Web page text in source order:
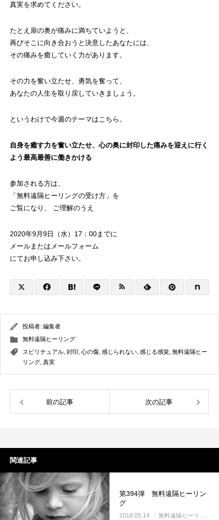
真実を求めてください。
たとえ扉の奥が痛みに満ちていようと、
再びそこに向き合おうと決意したあなたには、
その痛みを癒していく力があります。
その力を奮い立たせ、勇気を奮って、
あなたの人生を取り戻していきましょう。
というわけで今週のテーマはこちら。
自身を癒す力を奮い立たせ、心の奥に封印した痛みを迎えに行く
よう最高最善に働きかける
参加される方は、
「無料遠隔ヒーリングの受け方 」を
ご覧になり、 ご理解のうえ
2020年9月9日（水）17：00までに
メールまたは メールフォーム
にてお申し込み下さい。
投稿者: 編集者
無料遠隔ヒーリング
スピリチュアル, 封印, 心の傷, 感じられない, 感じる感覚, 無料遠隔ヒー
リング, 真実
前の記事 次の記事
関連記事
第394弾 無料遠隔ヒーリン
グ
2018.05.14 無料遠隔ヒーリング